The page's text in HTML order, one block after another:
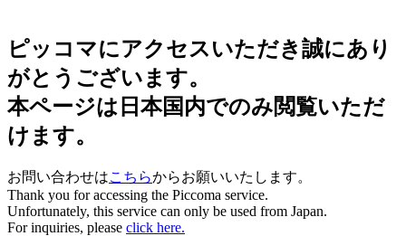
ピッコマにアクセスいただき誠にあり
がとうございます。
本ページは日本国内でのみ閲覧いただ
けます。
お問い合わせはこちらからお願いいたします。
Thank you for accessing the Piccoma service.
Unfortunately, this service can only be used from Japan.
For inquiries, please click here.